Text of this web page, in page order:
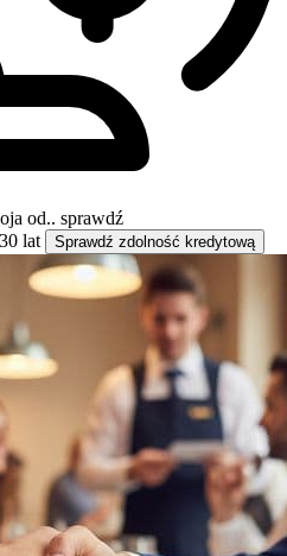
od.. sprawdź
lat Sprawdź zdolność kredytową